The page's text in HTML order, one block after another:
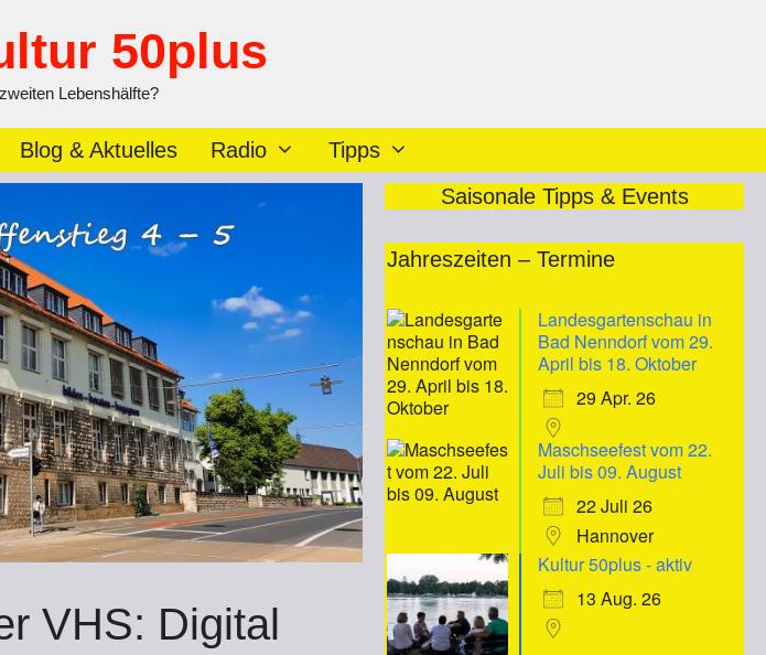
50plus
Lebenshälfte?
Blog & Aktuelles Radio Tipps
VHS: Digital
Saisonale Tipps & Events
Jahreszeiten – Termine
Landesgartenschau in
Bad Nenndorf vom 29.
April bis 18. Oktober
29 Apr. 26
Maschseefest vom 22.
Juli bis 09. August
22 Juli 26
Hannover
Kultur 50plus - aktiv
13 Aug. 26